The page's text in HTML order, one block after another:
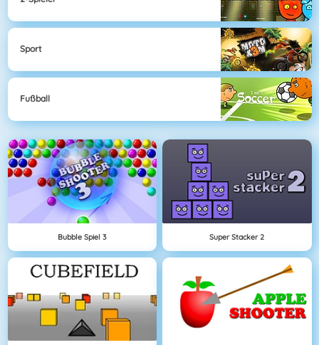
Sport
Fußball
Bubble Spiel 3 Super Stacker 2